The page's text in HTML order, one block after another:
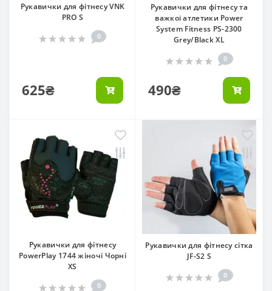
Рукавички для фітнесу VNK
PRO S
0
625₴
Рукавички для фітнесу та
важкої атлетики Power
System Fitness PS-2300
Grey/Black XL
0
490₴
Рукавички для фітнесу
PowerPlay 1744 жіночі Чорні
XS
0
Рукавички для фітнесу сітка
JF-S2 S
0